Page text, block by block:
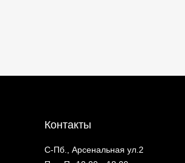
Контакты
С-Пб., Арсенальная ул.2